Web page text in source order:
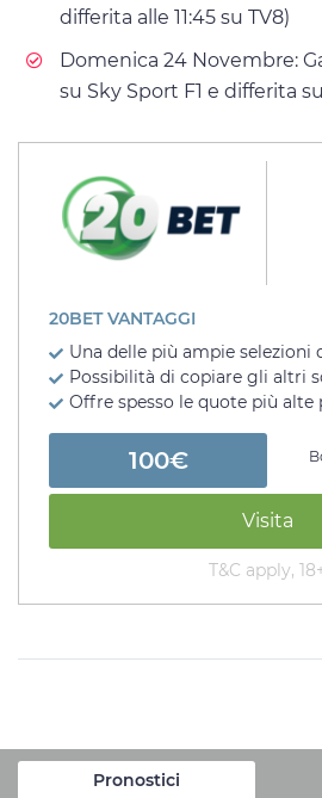
differita alle 11:45 su TV8)
Domenica 24 Novembre:
su Sky Sport F1 e differita
20BET VANTAGGI
Una delle più ampie selezioni
Possibilità di copiare gli altri
Offre spesso le quote più alte
100€
Visita
T&C apply,
Pronostici